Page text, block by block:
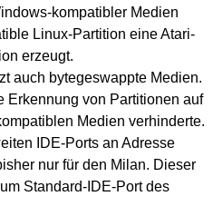
kompatibler Medien
Linux-Partition eine Atari-
erzeugt.
auch bytegeswappte Medien.
Erkennung von Partitionen auf
Medien verhinderte.
IDE-Ports an Adresse
nur für den Milan. Dieser
Standard-IDE-Port des